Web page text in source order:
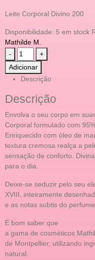
Leite Corporal Divino 200
Disponibilidade: 5 em stock
Mathilde M.
-
+
Adicionar
Descrição
Descrição
Envolva o seu corpo em
Corporal formulado com
Enriquecido com óleo de
textura cremosa realça a
sensação de conforto.
para o dia.
Deixe-se seduzir pelo seu
XVIII, inteiramente
e as notas subtis do
É bom saber que
a gama de cosméticos
de Montpellier, utilizando
natural.